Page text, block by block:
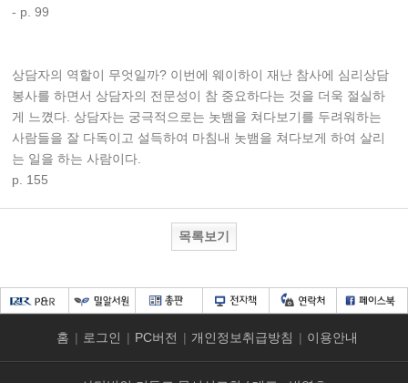
- p. 99
상담자의 역할이 무엇일까? 이번에 웨이하이 재난 참사에 심리상담
봉사를 하면서 상담자의 전문성이 참 중요하다는 것을 더욱 절실하
게 느꼈다. 상담자는 궁극적으로는 놋뱀을 쳐다보기를 두려워하는
사람들을 잘 다독이고 설득하여 마침내 놋뱀을 쳐다보게 하여 살리
는 일을 하는 사람이다.
p. 155
목록보기
홈 | 로그인 | PC버전 | 개인정보취급방침 | 이용안내